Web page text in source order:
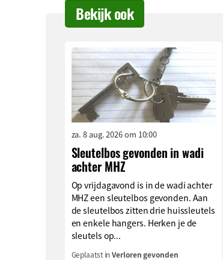
Bekijk ook
za. 8 aug. 2026 om 10:00
Sleutelbos gevonden in wadi
achter MHZ
Op vrijdagavond is in de wadi achter
MHZ een sleutelbos gevonden. Aan
de sleutelbos zitten drie huissleutels
en enkele hangers. Herken je de
sleutels op...
Geplaatst inVerloren gevonden